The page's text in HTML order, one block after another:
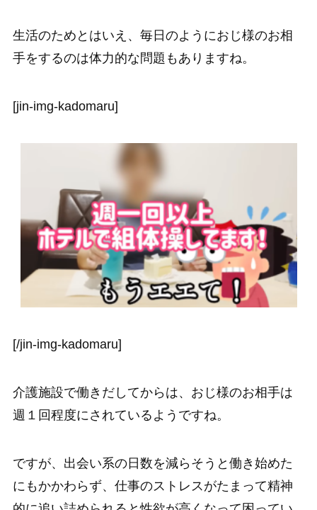
生活のためとはいえ、毎日のようにおじ様のお相
手をするのは体力的な問題もありますね。
[jin-img-kadomaru]
[/jin-img-kadomaru]
介護施設で働きだしてからは、おじ様のお相手は
週１回程度にされているようですね。
ですが、出会い系の日数を減らそうと働き始めた
にもかかわらず、仕事のストレスがたまって精神